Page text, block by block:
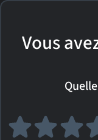
Vous